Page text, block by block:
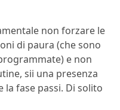
non forzare le
di paura (che sono
e non
sii una presenza
la fase passi. Di solito